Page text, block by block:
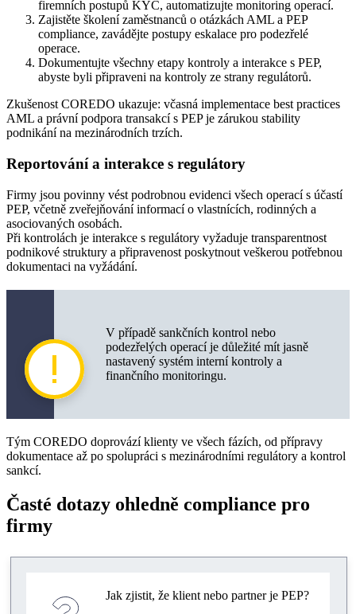
firemních postupů KYC, automatizujte monitoring operací.
Zajistěte školení zaměstnanců o otázkách AML a PEP
compliance, zavádějte postupy eskalace pro podezřelé
operace.
Dokumentujte všechny etapy kontroly a interakce s PEP,
abyste byli připraveni na kontroly ze strany regulátorů.
Zkušenost COREDO ukazuje: včasná implementace best practices
AML a právní podpora transakcí s PEP je zárukou stability
podnikání na mezinárodních trzích.
Reportování a interakce s regulátory
Firmy jsou povinny vést podrobnou evidenci všech operací s účastí
PEP, včetně zveřejňování informací o vlastnících, rodinných a
asociovaných osobách.
Při kontrolách je interakce s regulátory vyžaduje transparentnost
podnikové struktury a připravenost poskytnout veškerou potřebnou
dokumentaci na vyžádání.
V případě sankčních kontrol nebo
podezřelých operací je důležité mít jasně
nastavený systém interní kontroly a
finančního monitoringu.
Tým COREDO doprovází klienty ve všech fázích, od přípravy
dokumentace až po spolupráci s mezinárodními regulátory a kontrol
sankcí.
Časté dotazy ohledně compliance pro
firmy
Jak zjistit, že klient nebo partner je PEP?